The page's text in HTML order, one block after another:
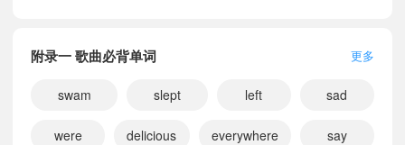
附录一 歌曲必背单词 更多
swam slept left sad
were delicious everywhere say
正在学习